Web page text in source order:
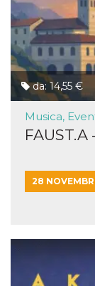
da: 14,55 €
Musica,
FAUST.A
28